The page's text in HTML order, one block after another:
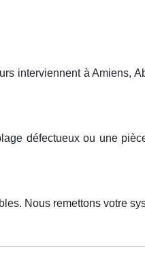
interviennent à Amiens,
défectueux ou une
Nous remettons votre